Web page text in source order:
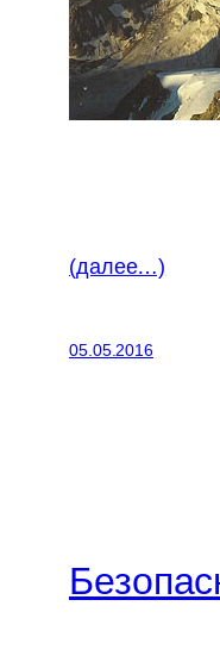
(далее…)
05.05.2016